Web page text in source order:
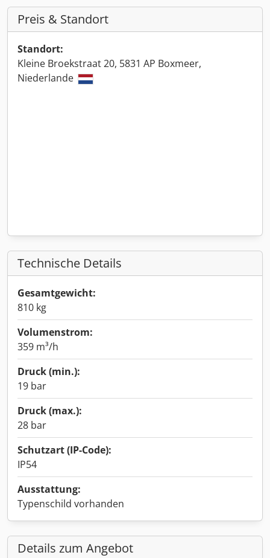
Preis & Standort
Standort:
Kleine Broekstraat 20, 5831 AP Boxmeer,
Niederlande
Technische Details
Gesamtgewicht:
810 kg
Volumenstrom:
359 m³/h
Druck (min.):
19 bar
Druck (max.):
28 bar
Schutzart (IP-Code):
IP54
Ausstattung:
Typenschild vorhanden
Details zum Angebot